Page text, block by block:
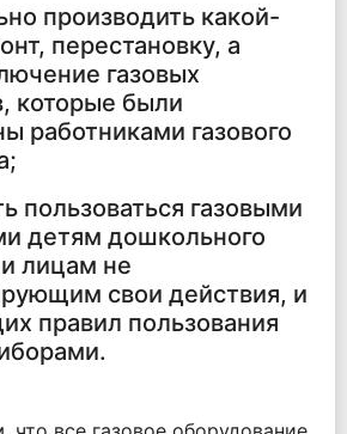
производить какой-
перестановку, а
газовых
которые были
работниками газового
пользоваться газовыми
детям дошкольного
лицам не
свои действия, и
правил пользования